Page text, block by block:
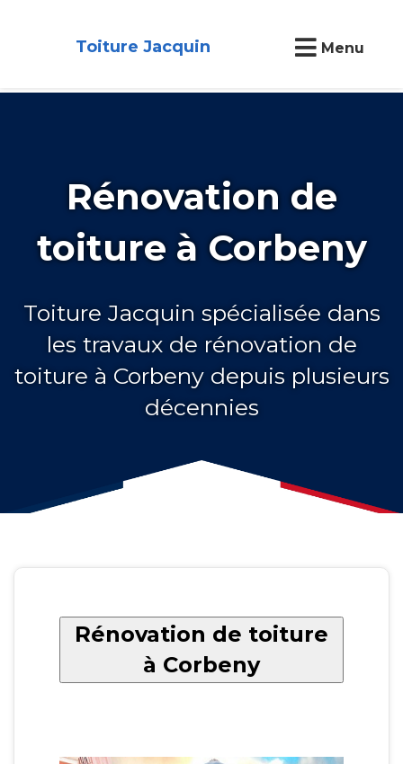
Toiture Jacquin Menu
Rénovation de
toiture à Corbeny
Toiture Jacquin spécialisée dans
les travaux de rénovation de
toiture à Corbeny depuis plusieurs
décennies
Rénovation de toiture
à Corbeny